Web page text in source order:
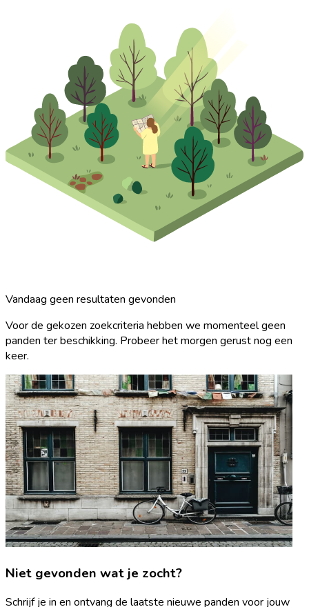
Vandaag geen resultaten gevonden
Voor de gekozen zoekcriteria hebben we momenteel geen
panden ter beschikking. Probeer het morgen gerust nog een
keer.
Niet gevonden wat je zocht?
Schrijf je in en ontvang de laatste nieuwe panden voor jouw